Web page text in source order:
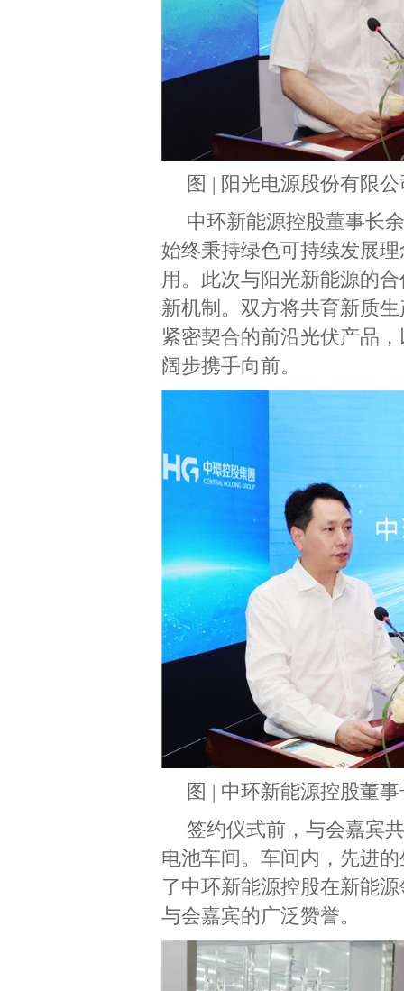
图 | 阳光电源股份有限
中环新能源控股董事长
始终秉持绿色可持续发展
用。此次与阳光新能源的
新机制。双方将共育新质
紧密契合的前沿光伏产品
阔步携手向前。
图 | 中环新能源控股董
签约仪式前，与会嘉宾
电池车间。车间内，先进
了中环新能源控股在新能
与会嘉宾的广泛赞誉。